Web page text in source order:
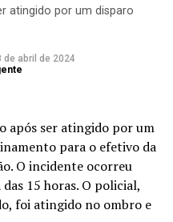
atingido por um disparo
de abril de 2024
após ser atingido por um
para o efetivo da
O incidente ocorreu
15 horas. O policial,
foi atingido no ombro e